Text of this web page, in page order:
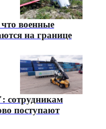
военные
на границе
сотрудникам
поступают